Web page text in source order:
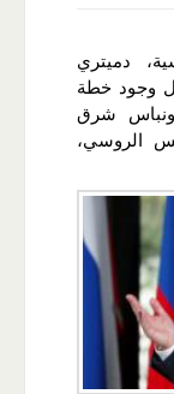
دميتري
وجود خطة
شرق
الروسي،